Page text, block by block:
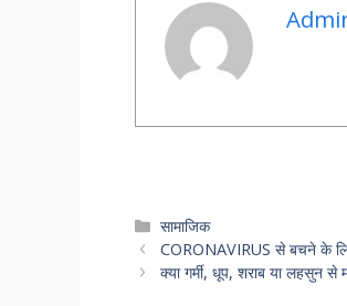
Categories
सामाजिक
CORONAVIRUS से बचने के
क्या गर्मी, धूप, शराब या लहसुन से